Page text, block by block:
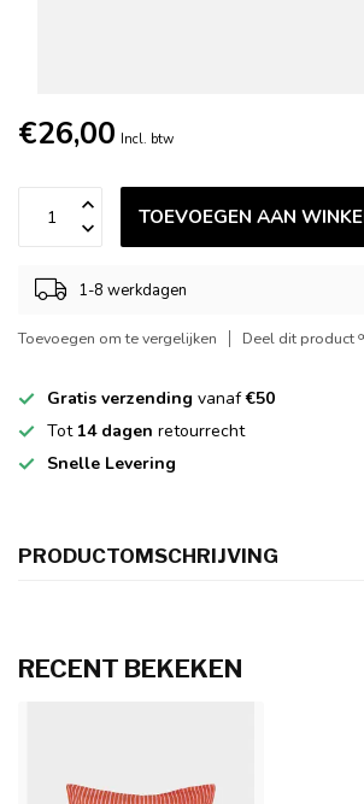
€26,00 Incl. btw
TOEVOEGEN AAN
1-8 werkdagen
Toevoegen om te vergelijken Deel dit product
Gratis verzending vanaf€50
Tot 14 dagen retourrecht
Snelle Levering
PRODUCTOMSCHRIJVING
RECENT BEKEKEN